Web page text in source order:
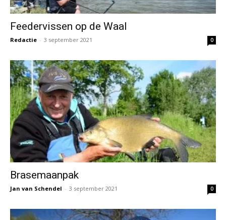
Feedervissen op de Waal
Redactie - 3 september 2021 0
Brasemaanpak
Jan van Schendel - 3 september 2021 0